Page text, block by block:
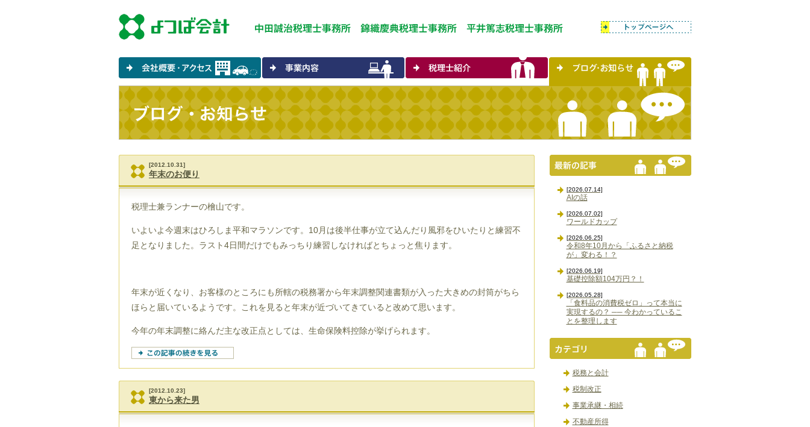
[2012.10.31]
年末のお便り
税理士兼ランナーの檜山です。
いよいよ今週末はひろしま平和マラソンです。10月は後半仕事が立て込んだり風邪をひいたりと練習不
足となりました。ラスト4日間だけでもみっちり練習しなければとちょっと焦ります。
年末が近くなり、お客様のところにも所轄の税務署から年末調整関連書類が入った大きめの封筒がちら
ほらと届いているようです。これを見ると年末が近づいてきていると改めて思います。
今年の年末調整に絡んだ主な改正点としては、生命保険料控除が挙げられます。
[2012.10.23]
東から来た男
[2026.07.14]
AIの話
[2026.07.02]
ワールドカップ
[2026.06.25]
令和8年10月から「ふるさと納税
が」変わる！？
[2026.06.19]
基礎控除額104万円？！
[2026.05.28]
「食料品の消費税ゼロ」って本当に
実現するの？ ── 今わかっているこ
とを整理します
税務と会計
税制改正
事業承継・相続
不動産所得